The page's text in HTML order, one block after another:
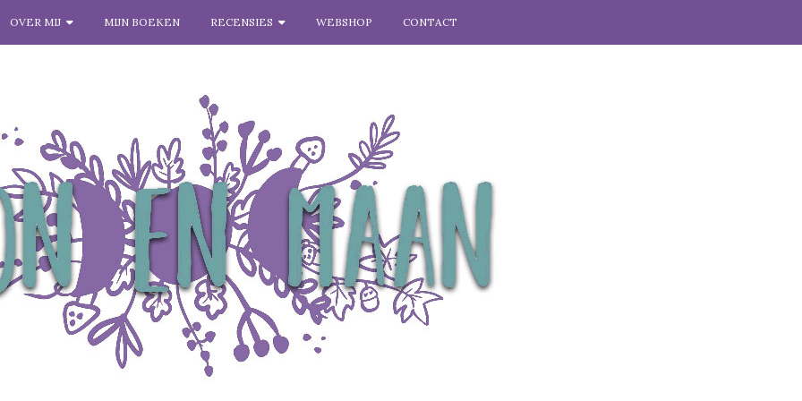
OVER MIJ MIJN BOEKEN RECENSIES WEBSHOP CONTACT